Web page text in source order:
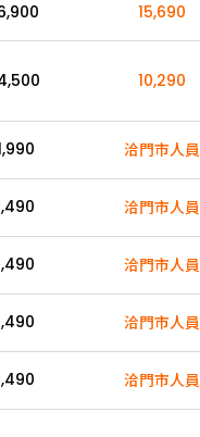
15,690
10,290
洽門市人員
洽門市人員
洽門市人員
洽門市人員
洽門市人員